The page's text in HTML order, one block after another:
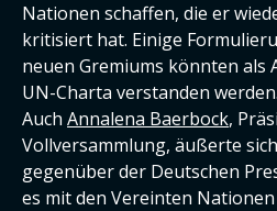
Nationen schaffen, die er
kritisiert hat. Einige
neuen Gremiums könnten
UN-Charta verstanden werden.
Auch Annalena Baerbock,
Vollversammlung, äußerte
gegenüber der Deutschen
es mit den Vereinten